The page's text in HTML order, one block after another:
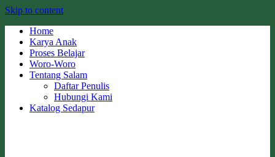
Skip to content
Home
Karya Anak
Proses Belajar
Woro-Woro
Tentang Salam
Daftar Penulis
Hubungi Kami
Katalog Sedapur